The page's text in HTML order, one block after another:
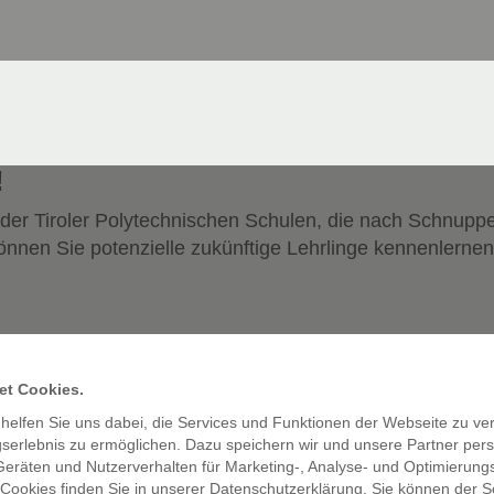
Cookies.
Sie uns dabei, die Services und Funktionen der Webseite zu
zu ermöglichen. Dazu speichern wir und unsere Partner
und Nutzerverhalten für Marketing-, Analyse- und
finden Sie in unserer Datenschutzerklärung. Sie können der
Tiroler Polytechnischen Schulen, die nach
Sie potenzielle zukünftige Lehrlinge
eine weitere Person zum Rookie Day an. Bei zwei
Gespräche zur Verfügung.
„Unternehmensübersicht“auf dieser Seite gelistet.
sich über alle Unternehmen zu informieren und